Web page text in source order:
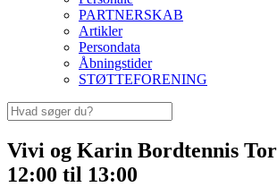
PARTNERSKAB
Artikler
Persondata
Åbningstider
STØTTEFORENING
Vivi og Karin Bordtennis
12:00 til 13:00